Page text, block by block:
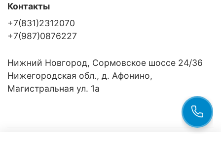
Контакты
+7(831)2312070
+7(987)0876227
Нижний Новгород, Сормовское шоссе 24/36
Нижегородская обл., д. Афонино,
Магистральная ул. 1а